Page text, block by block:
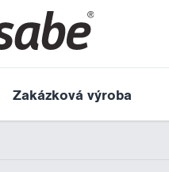
Zakázková výroba